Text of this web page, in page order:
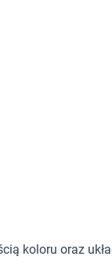
koloru oraz